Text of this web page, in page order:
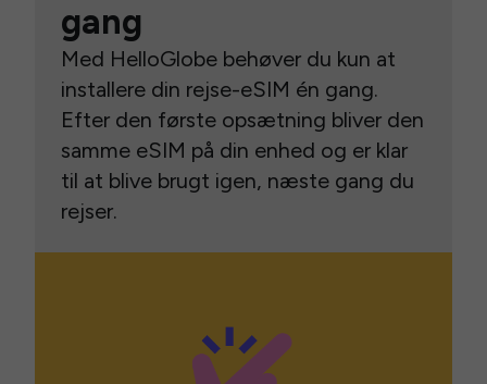
gang
Med HelloGlobe behøver du kun at
installere din rejse-eSIM én gang.
Efter den første opsætning bliver den
samme eSIM på din enhed og er klar
til at blive brugt igen, næste gang du
rejser.